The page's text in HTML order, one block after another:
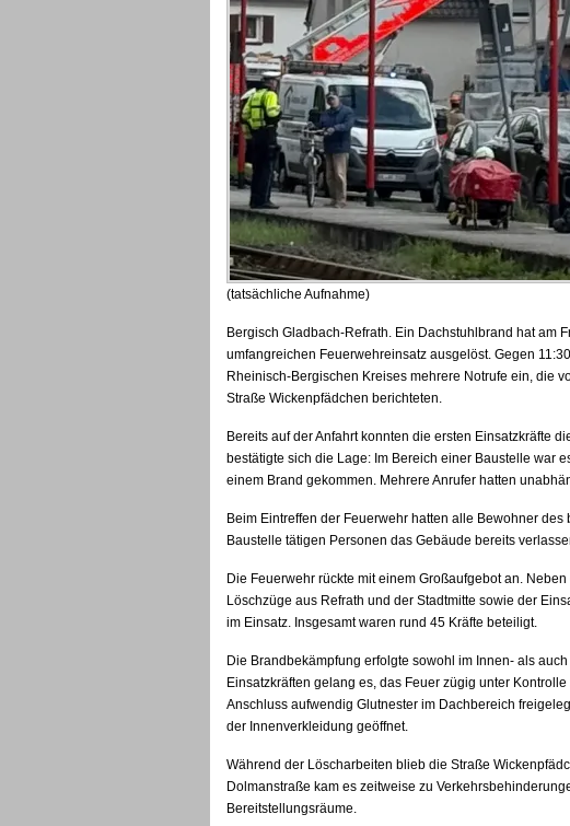
(tatsächliche Aufnahme)
Bergisch Gladbach-Refrath. Ein Dachstuhlbrand hat am
umfangreichen Feuerwehreinsatz ausgelöst. Gegen
Rheinisch-Bergischen Kreises mehrere Notrufe ein, die
Straße Wickenpfädchen berichteten.
Bereits auf der Anfahrt konnten die ersten Einsatzkräfte
bestätigte sich die Lage: Im Bereich einer Baustelle war
einem Brand gekommen. Mehrere Anrufer hatten
Beim Eintreffen der Feuerwehr hatten alle Bewohner
Baustelle tätigen Personen das Gebäude bereits
Die Feuerwehr rückte mit einem Großaufgebot an.
Löschzüge aus Refrath und der Stadtmitte sowie der
im Einsatz. Insgesamt waren rund 45 Kräfte beteiligt.
Die Brandbekämpfung erfolgte sowohl im Innen- als
Einsatzkräften gelang es, das Feuer zügig unter
Anschluss aufwendig Glutnester im Dachbereich
der Innenverkleidung geöffnet.
Während der Löscharbeiten blieb die Straße
Dolmanstraße kam es zeitweise zu
Bereitstellungsräume.